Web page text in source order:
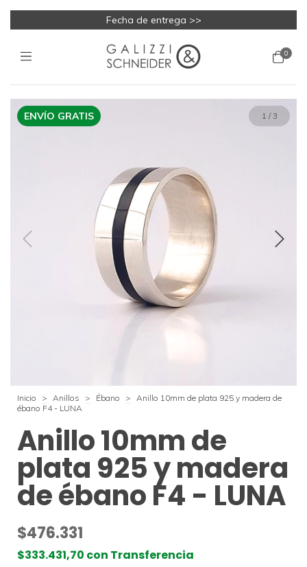
Fecha de entrega >>
0
ENVÍO GRATIS 1 /3
Inicio > Anillos > Ébano > Anillo 10mm de plata 925 y madera de
ébano F4 - LUNA
Anillo 10mm de
plata 925 y madera
de ébano F4 - LUNA
$476.331
$333.431,70 con Transferencia